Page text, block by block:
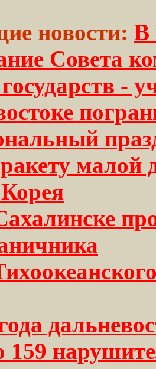
новости: В
Совета
-
малой
159